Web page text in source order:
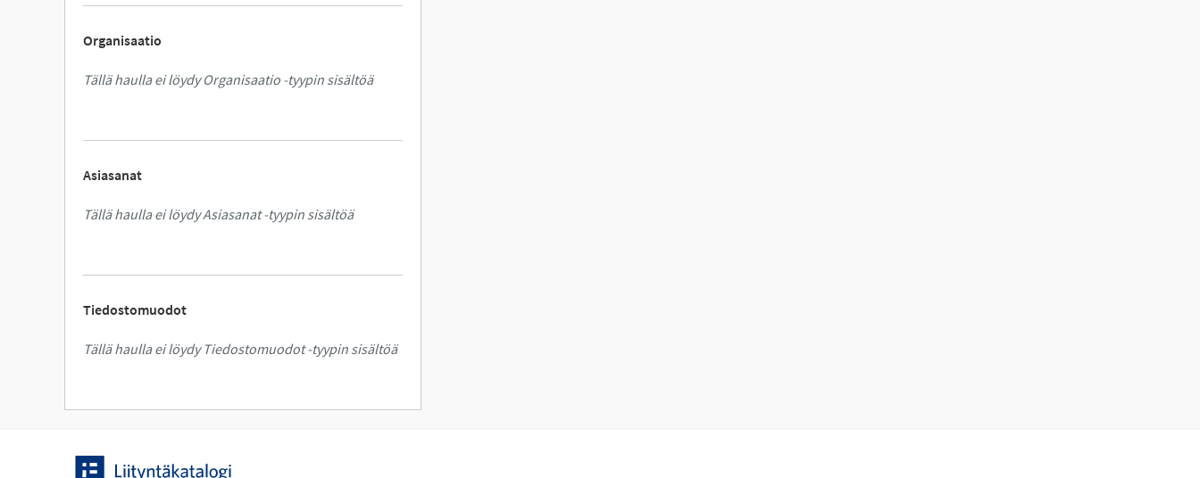
Organisaatio
Tällä haulla ei löydy Organisaatio -tyypin sisältöä
Asiasanat
Tällä haulla ei löydy Asiasanat -tyypin sisältöä
Tiedostomuodot
Tällä haulla ei löydy Tiedostomuodot -tyypin sisältöä